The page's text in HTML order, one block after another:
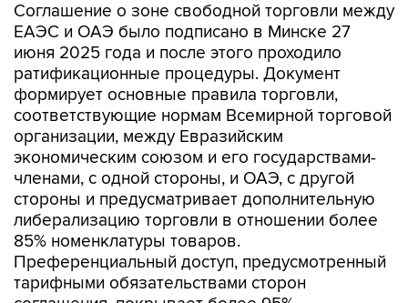
Соглашение о зоне свободной торговли между
ЕАЭС и ОАЭ было подписано в Минске 27
июня 2025 года и после этого проходило
ратификационные процедуры. Документ
формирует основные правила торговли,
соответствующие нормам Всемирной торговой
организации, между Евразийским
экономическим союзом и его государствами-
членами, с одной стороны, и ОАЭ, с другой
стороны и предусматривает дополнительную
либерализацию торговли в отношении более
85% номенклатуры товаров.
Преференциальный доступ, предусмотренный
тарифными обязательствами сторон